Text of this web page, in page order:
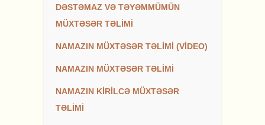
DƏSTƏMAZ VƏ TƏYƏMMÜMÜN
MÜXTƏSƏR TƏLİMİ
NAMAZIN MÜXTƏSƏR TƏLİMİ (VİDEO)
NAMAZIN MÜXTƏSƏR TƏLİMİ
NAMAZIN KİRİLCƏ MÜXTƏSƏR
TƏLİMİ